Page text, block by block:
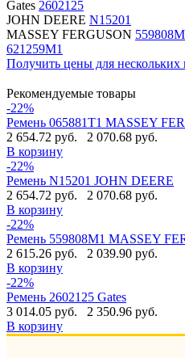
Gates 2602125
JOHN DEERE N15201
MASSEY FERGUSON
621259M1
Получить цены для нескольких
Рекомендуемые товары
-22%
Ремень 065881T1 MASSEY
2 654.72 руб.
2 070.68 руб.
В корзину
-22%
Ремень N15201 JOHN DEERE
2 654.72 руб.
2 070.68 руб.
В корзину
-22%
Ремень 559808M1 MASSEY
2 615.26 руб.
2 039.90 руб.
В корзину
-22%
Ремень 2602125 Gates
3 014.05 руб.
2 350.96 руб.
В корзину